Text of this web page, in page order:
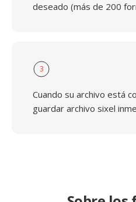
deseado (más de 200
3
Cuando su archivo está
guardar archivo sixel